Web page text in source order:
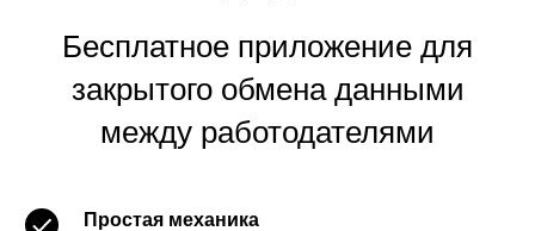
Бесплатное приложение для
закрытого обмена данными
между работодателями
Простая механика